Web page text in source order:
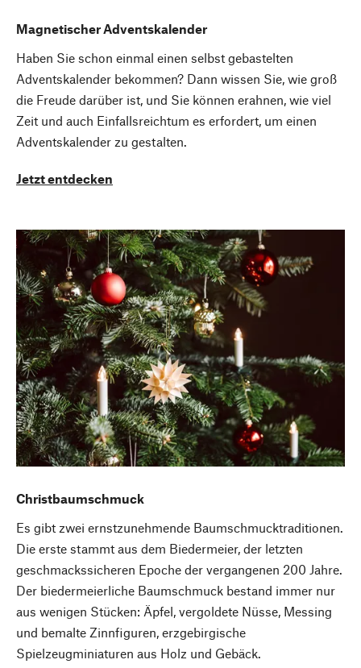
Magnetischer Adventskalender
Haben Sie schon einmal einen selbst gebastelten
Adventskalender bekommen? Dann wissen Sie, wie groß
die Freude darüber ist, und Sie können erahnen, wie viel
Zeit und auch Einfallsreichtum es erfordert, um einen
Adventskalender zu gestalten.
Jetzt entdecken
Christbaumschmuck
Es gibt zwei ernstzunehmende Baumschmucktraditionen.
Die erste stammt aus dem Biedermeier, der letzten
geschmackssicheren Epoche der vergangenen 200 Jahre.
Der biedermeierliche Baumschmuck bestand immer nur
aus wenigen Stücken: Äpfel, vergoldete Nüsse, Messing
und bemalte Zinnfiguren, erzgebirgische
Spielzeugminiaturen aus Holz und Gebäck.